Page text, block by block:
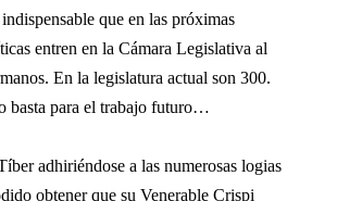
que en las próximas
entren en la Cámara Legislativa al
En la legislatura actual son 300.
basta para el trabajo futuro…
adhiriéndose a las numerosas logias
obtener que su Venerable Crispi